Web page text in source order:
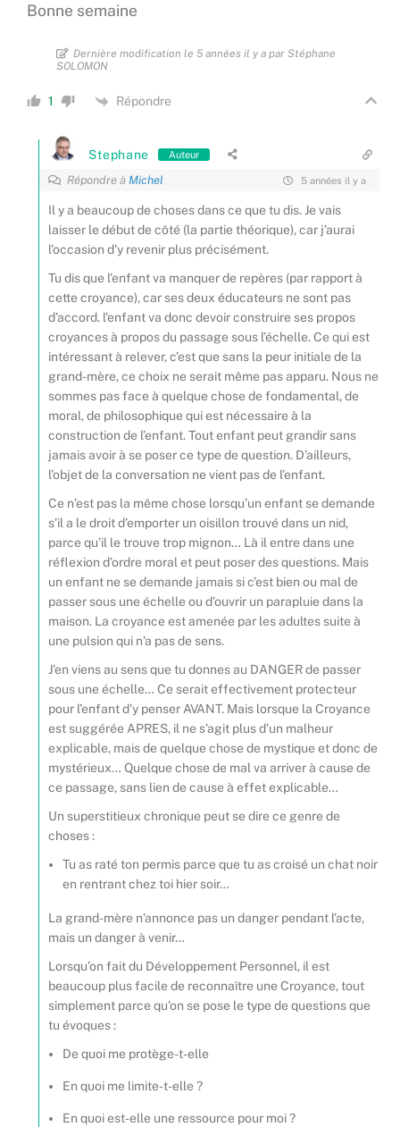
Bonne semaine
Dernière modification le 5 années il y a par Stéphane
SOLOMON
1 Répondre
Stephane Auteur
Répondre àMichel 5 années il y a
Il y a beaucoup de choses dans ce que tu dis. Je vais
laisser le début de côté (la partie théorique), car j’aurai
l’occasion d’y revenir plus précisément.
Tu dis que l’enfant va manquer de repères (par rapport à
cette croyance), car ses deux éducateurs ne sont pas
d’accord. l’enfant va donc devoir construire ses propos
croyances à propos du passage sous l’échelle. Ce qui est
intéressant à relever, c’est que sans la peur initiale de la
grand-mère, ce choix ne serait même pas apparu. Nous ne
sommes pas face à quelque chose de fondamental, de
moral, de philosophique qui est nécessaire à la
construction de l’enfant. Tout enfant peut grandir sans
jamais avoir à se poser ce type de question. D’ailleurs,
l’objet de la conversation ne vient pas de l’enfant.
Ce n’est pas la même chose lorsqu’un enfant se demande
s’il a le droit d’emporter un oisillon trouvé dans un nid,
parce qu’il le trouve trop mignon… Là il entre dans une
réflexion d’ordre moral et peut poser des questions. Mais
un enfant ne se demande jamais si c’est bien ou mal de
passer sous une échelle ou d’ouvrir un parapluie dans la
maison. La croyance est amenée par les adultes suite à
une pulsion qui n’a pas de sens.
J’en viens au sens que tu donnes au DANGER de passer
sous une échelle… Ce serait effectivement protecteur
pour l’enfant d’y penser AVANT. Mais lorsque la Croyance
est suggérée APRES, il ne s’agit plus d’un malheur
explicable, mais de quelque chose de mystique et donc de
mystérieux… Quelque chose de mal va arriver à cause de
ce passage, sans lien de cause à effet explicable…
Un superstitieux chronique peut se dire ce genre de
choses :
Tu as raté ton permis parce que tu as croisé un chat noir
en rentrant chez toi hier soir…
La grand-mère n’annonce pas un danger pendant l’acte,
mais un danger à venir…
Lorsqu’on fait du Développement Personnel, il est
beaucoup plus facile de reconnaître une Croyance, tout
simplement parce qu’on se pose le type de questions que
tu évoques :
De quoi me protège-t-elle
En quoi me limite-t-elle ?
En quoi est-elle une ressource pour moi ?